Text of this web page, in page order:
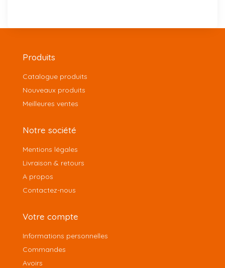
Produits
Catalogue produits
Nouveaux produits
Meilleures ventes
Notre société
Mentions légales
Livraison & retours
A propos
Contactez-nous
Votre compte
Informations personnelles
Commandes
Avoirs